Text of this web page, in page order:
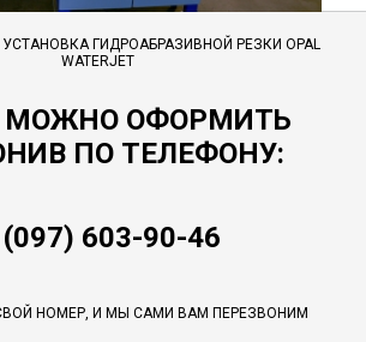
ГИДРОАБРАЗИВНОЙ РЕЗКИ OPAL
WATERJET
МОЖНО ОФОРМИТЬ
ПО ТЕЛЕФОНУ:
(097) 603-90-46
НОМЕР, И МЫ САМИ ВАМ ПЕРЕЗВОНИМ